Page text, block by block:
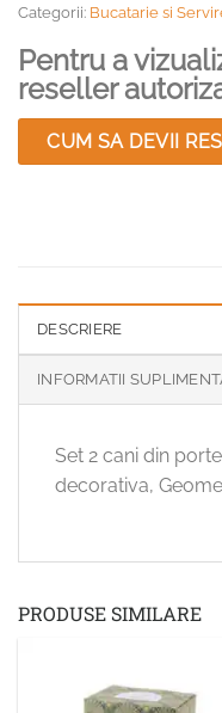
Categorii: Bucatarie si
Pentru a
reseller
CUM SA DEVII
DESCRIERE
INFORMATII
Set 2 cani din
decorativa,
PRODUSE SIMILARE